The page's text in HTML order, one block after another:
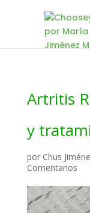
Artritis
y
por Chus
Comentarios